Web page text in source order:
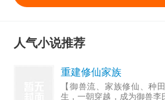
人气小说推荐
重建修仙家族
【御兽流、家族修仙、种
生，一朝穿越，成为御兽李